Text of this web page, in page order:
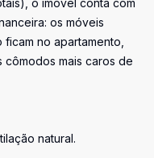
o imóvel conta com
os móveis
no apartamento,
mais caros de
natural.